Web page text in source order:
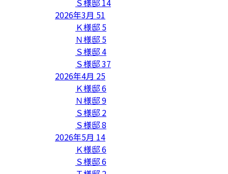
Ｓ様邸 14
2026年3月 51
Ｋ様邸 5
Ｎ様邸 5
Ｓ様邸4
Ｓ様邸37
2026年4月 25
Ｋ様邸6
Ｎ様邸9
Ｓ様邸 2
Ｓ様邸8
2026年5月 14
Ｋ様邸6
Ｓ様邸6